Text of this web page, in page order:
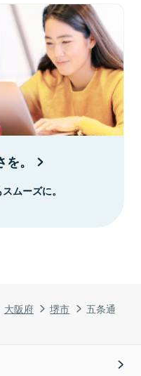
大阪府 堺市 五条通
。
ムーズに。